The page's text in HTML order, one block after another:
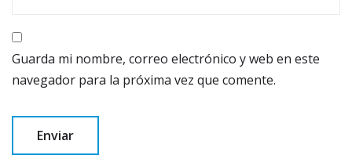
Guarda mi nombre, correo electrónico y web en este
navegador para la próxima vez que comente.